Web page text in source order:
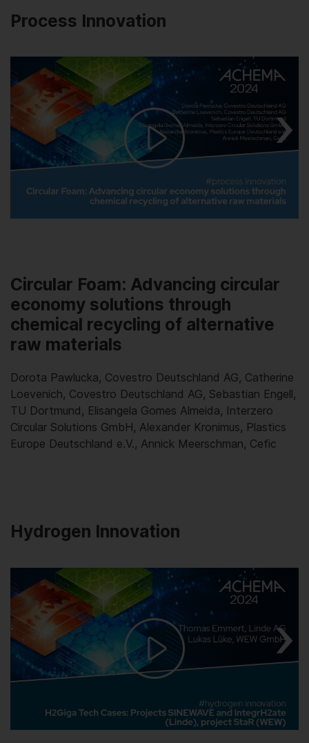
Process Innovation
Play
Video
Circular Foam: Advancing circular
economy solutions through
chemical recycling of alternative
raw materials
Dorota Pawlucka, Covestro Deutschland AG, Catherine
Loevenich, Covestro Deutschland AG, Sebastian Engell,
TU Dortmund, Elisangela Gomes Almeida, Interzero
Circular Solutions GmbH, Alexander Kronimus, Plastics
Europe Deutschland e.V., Annick Meerschman, Cefic
Hydrogen Innovation
Play
Video